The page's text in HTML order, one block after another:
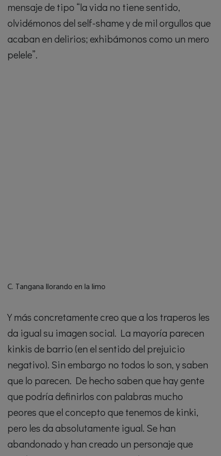
mensaje de tipo “la vida no tiene sentido,
olvidémonos del self-shame y de mil orgullos que
acaban en delirios; exhibámonos como un mero
pelele”.
C. Tangana llorando en la limo
Y más concretamente creo que a los traperos les
da igual su imagen social. La mayoría parecen
kinkis de barrio (en el sentido del prejuicio
negativo). Sin embargo no todos lo son, y saben
que lo parecen. De hecho saben que hay gente
que podría definirlos con palabras mucho
peores que el concepto que tenemos de kinki,
pero les da absolutamente igual. Se han
abandonado y han creado un personaje que